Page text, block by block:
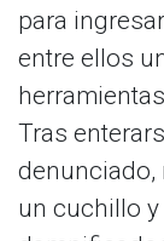
para
entre ellos
Tras
denunciado,
un cuchillo